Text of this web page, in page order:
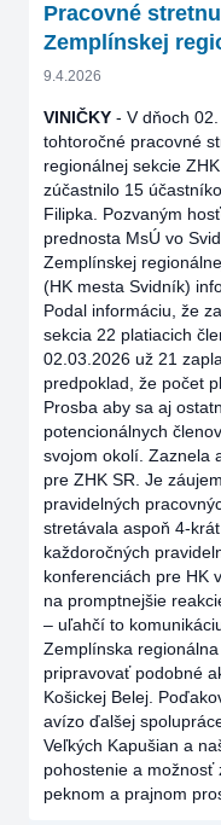
Pracovné
Zemplínskej
9.4.2026
VINIČKY - V dňoch
tohtoročné pracovné
regionálnej sekcie
zúčastnilo 15
Filipka. Pozvaným
prednosta MsÚ vo
Zemplínskej
(HK mesta Svidník)
Podal informáciu, že
sekcia 22 platiacich
02.03.2026 už 21
predpoklad, že počet
Prosba aby sa aj
potencionálnych
svojom okolí. Zaznela
pre ZHK SR. Je
pravidelných
stretávala aspoň 4-
každoročných
konferenciách pre HK
na promptnejšie
– uľahčí to
Zemplínska
pripravovať podobné
Košickej Belej.
avízo ďalšej
Veľkých Kapušian a
pohostenie a možnosť
peknom a prajnom